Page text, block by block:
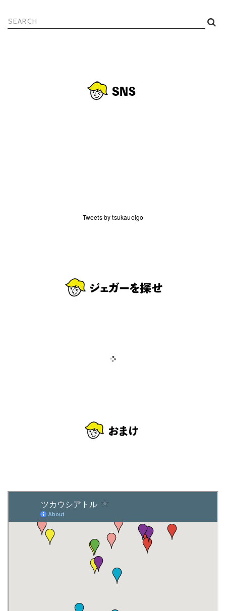
Tweets by tsukaueigo